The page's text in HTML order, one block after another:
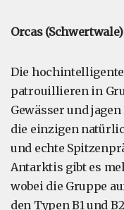
Orcas (Schwertwale)
Die
patrouillieren in
Gewässer und
die einzigen
und echte
Antarktis gibt es
wobei die Gruppe
den Typen B1 und